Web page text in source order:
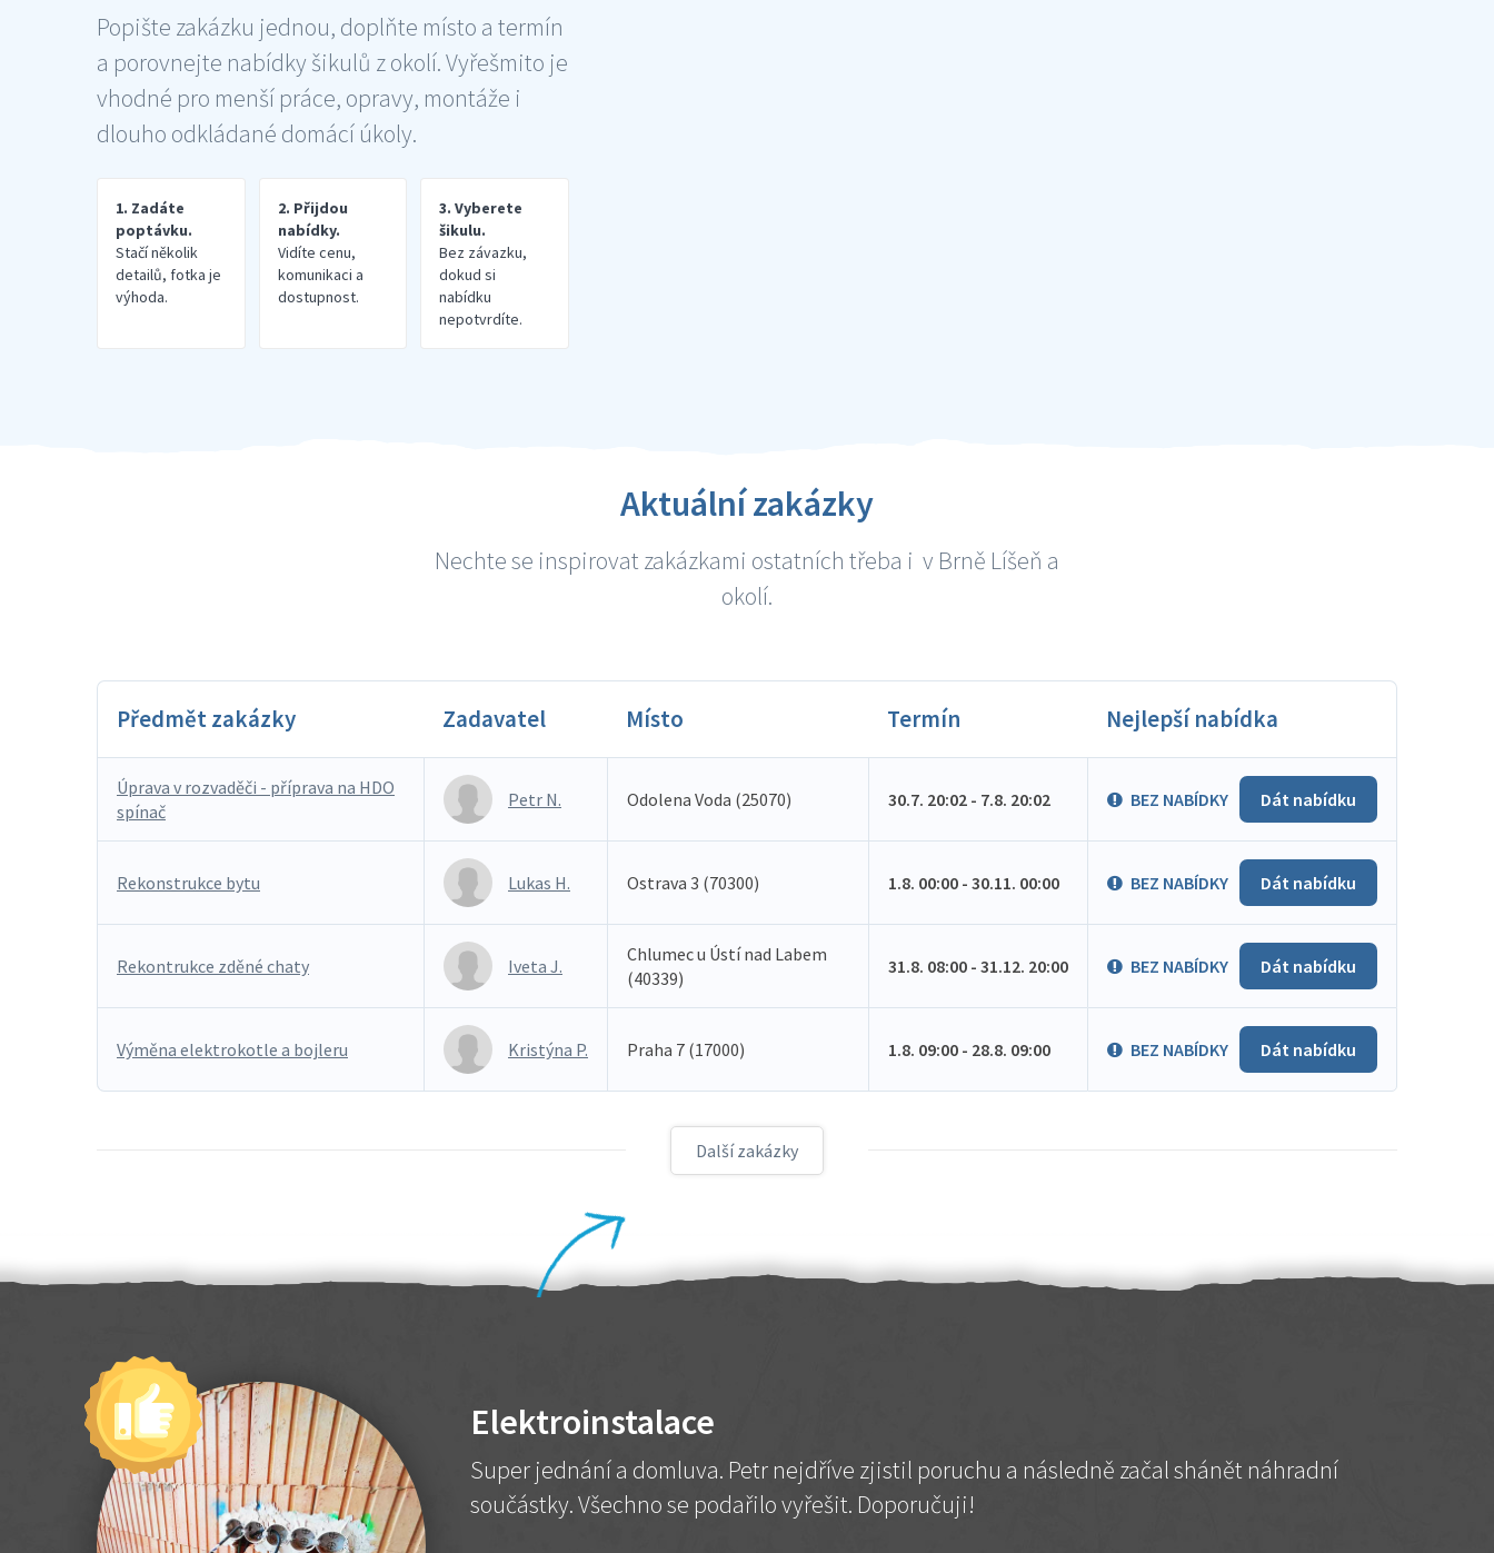
Popište zakázku jednou, doplňte místo a termín
a porovnejte nabídky šikulů z okolí. Vyřešmito je
vhodné pro menší práce, opravy, montáže i
dlouho odkládané domácí úkoly.
1. Zadáte
poptávku.
Stačí několik
detailů, fotka je
výhoda.
2. Přijdou
nabídky.
Vidíte cenu,
komunikaci a
dostupnost.
3. Vyberete
šikulu.
Bez závazku,
dokud si
nabídku
nepotvrdíte.
Aktuální zakázky
Nechte se inspirovat zakázkami ostatních třeba i v Brně Líšeň a
okolí.
Předmět zakázky Zadavatel Místo Termín Nejlepší nabídka
Úprava v rozvaděči - příprava na HDO
spínač
Petr N. Odolena Voda (25070) 30.7. 20:02 - 7.8. 20:02 BEZ NABÍDKY Dát nabídku
Rekonstrukce bytu Lukas H. Ostrava 3 (70300) 1.8. 00:00 - 30.11. 00:00 BEZ NABÍDKY Dát nabídku
Rekontrukce zděné chaty Iveta J.
Chlumec u Ústí nad Labem
(40339)
31.8. 08:00 - 31.12. 20:00 BEZ NABÍDKY Dát nabídku
Výměna elektrokotle a bojleru Kristýna P. Praha 7 (17000) 1.8. 09:00 - 28.8. 09:00 BEZ NABÍDKY Dát nabídku
Další zakázky
Elektroinstalace
Super jednání a domluva. Petr nejdříve zjistil poruchu a následně začal shánět náhradní
součástky. Všechno se podařilo vyřešit. Doporučuji!